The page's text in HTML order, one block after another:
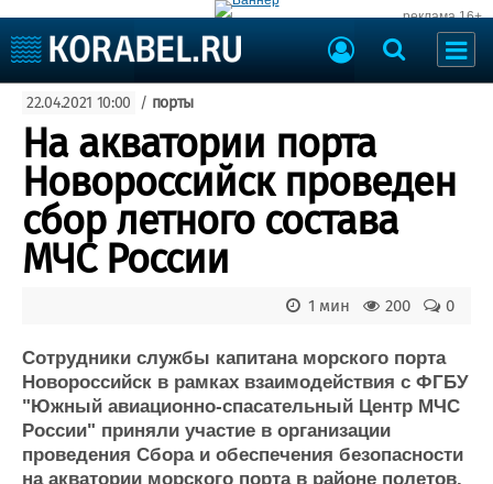
реклама 16+
Судоходство
Судоремонт
События
Пресс-релизы
Порты
Рыболовство
ВМФ
Образование
Яхты и катера
Еще
Пульс
Новости
Компании
Репутация
Работа
Доска объявлений
Продажа флота
Оборудование
Изделия
Материалы
22.04.2021 10:00 / порты
На акватории порта
Новороссийск проведен
сбор летного состава
МЧС России
0
200
1 мин
Сотрудники службы капитана морского порта
Новороссийск в рамках взаимодействия с ФГБУ
"Южный авиационно-спасательный Центр МЧС
России" приняли участие в организации
проведения Сбора и обеспечения безопасности
на акватории морского порта в районе полетов.